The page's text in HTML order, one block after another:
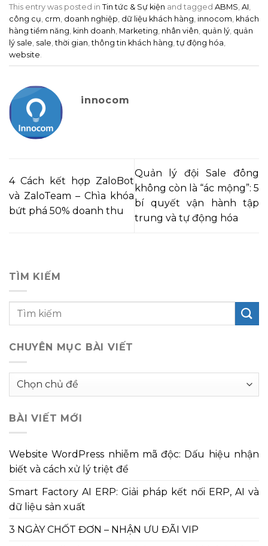
This entry was posted in Tin tức & Sự kiện and tagged ABMS AI
công cụ crm doanh nghiệp dữ liệu khách hàng innocom khách
hàng tiềm năng kinh doanh Marketing nhân viên quản lý quản
lý sale sale ,thời gian ,thông tin khách hàng ,tự động hóa
website
innocom
4 Cách kết hợp ZaloBot
và ZaloTeam – Chìa khóa
bứt phá 50% doanh thu
Quản lý đội Sale đông
không còn là “ác mộng”: 5
bí quyết vận hành tập
trung và tự động hóa
TÌM KIẾM
CHUYÊN MỤC BÀI VIẾT
Chuyên
viết
BÀI VIẾT MỚI
Website WordPress nhiễm mã độc: Dấu hiệu nhận
biết và cách xử lý triệt để
Smart Factory AI ERP: Giải pháp kết nối ERP, AI và
dữ liệu sản xuất
3 NGÀY CHỐT ĐƠN – NHẬN ƯU ĐÃI VIP